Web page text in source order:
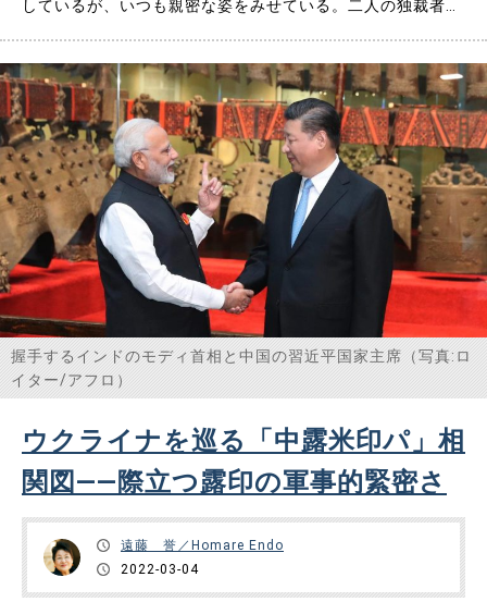
しているが、いつも親密な姿をみせている。二人の独裁者
ているのは将来の前向きなビジョンではなく、他者への批
判、不公平に対する現実……
握手するインドのモディ首相と中国の習近平国家主席（写真:ロ
イター/アフロ）
ウクライナを巡る「中露米印パ」相
関図――際立つ露印の軍事的緊密さ
遠藤 誉／Homare Endo
2022-03-04